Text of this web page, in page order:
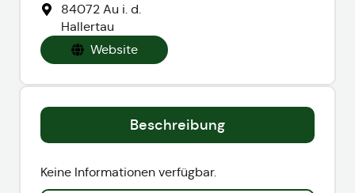
84072 Au i. d.
Hallertau
Website
Beschreibung
Keine Informationen verfügbar.